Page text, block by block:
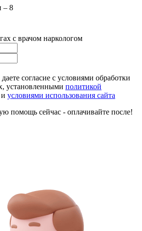
– 8
с врачом наркологом
согласие с условиями обработки
установленными политикой
и условиями использования сайта
помощь сейчас - оплачивайте после!